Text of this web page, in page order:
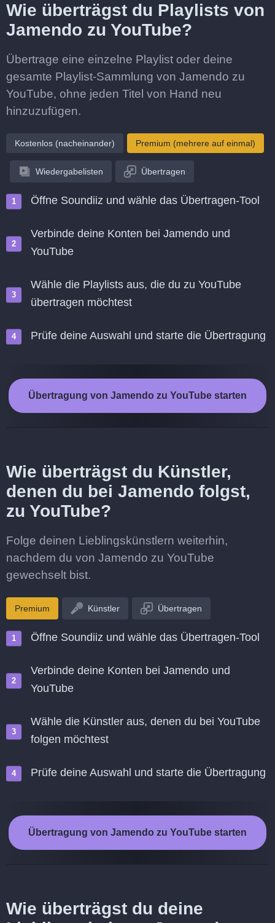
Wie überträgst du Playlists von
Jamendo zu YouTube?
Übertrage eine einzelne Playlist oder deine
gesamte Playlist-Sammlung von Jamendo zu
YouTube, ohne jeden Titel von Hand neu
hinzuzufügen.
Kostenlos (nacheinander) Premium (mehrere auf einmal)
Wiedergabelisten Übertragen
Öffne Soundiiz und wähle das Übertragen-Tool
Verbinde deine Konten bei Jamendo und
YouTube
Wähle die Playlists aus, die du zu YouTube
übertragen möchtest
Prüfe deine Auswahl und starte die Übertragung
Übertragung von Jamendo zu YouTube starten
Wie überträgst du Künstler,
denen du bei Jamendo folgst,
zu YouTube?
Folge deinen Lieblingskünstlern weiterhin,
nachdem du von Jamendo zu YouTube
gewechselt bist.
Premium Künstler Übertragen
Öffne Soundiiz und wähle das Übertragen-Tool
Verbinde deine Konten bei Jamendo und
YouTube
Wähle die Künstler aus, denen du bei YouTube
folgen möchtest
Prüfe deine Auswahl und starte die Übertragung
Übertragung von Jamendo zu YouTube starten
Wie überträgst du deine